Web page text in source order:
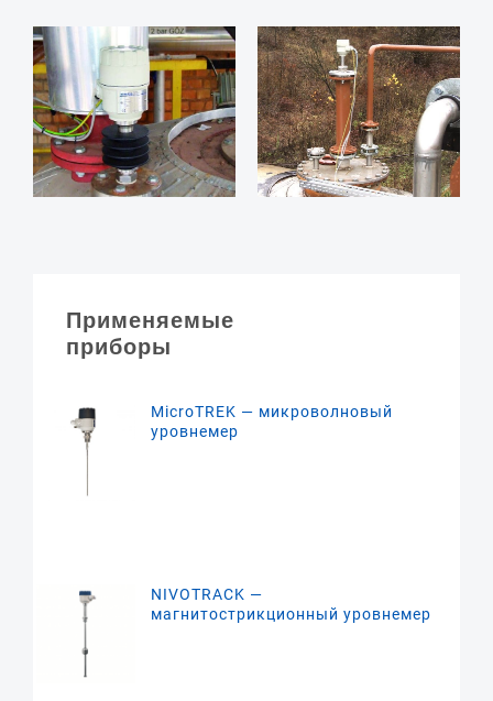
Применяемые
приборы
MicroTREK — микроволновый
уровнемер
NIVOTRACK —
магнитострикционный уровнемер